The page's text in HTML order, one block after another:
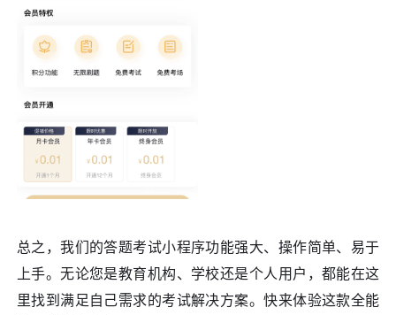
总之，我们的答题考试小程序功能强大、操作简单、易于
上手。无论您是教育机构、学校还是个人用户，都能在这
里找到满足自己需求的考试解决方案。快来体验这款全能